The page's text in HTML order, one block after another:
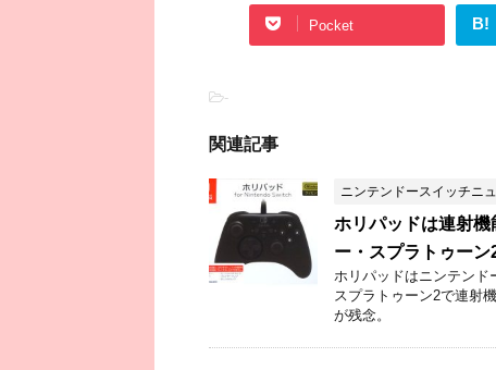
Pocket B!
-
関連記事
ニンテンドースイッチニ
ホリパッドは連射
ー・スプラトゥー
ホリパッドはニンテンド
スプラトゥーン2で連射
が残念。